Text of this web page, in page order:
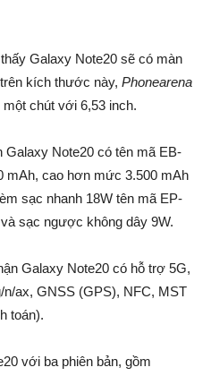
Galaxy Note20 sẽ có màn
kích thước này, Phonearena
chút với 6,53 inch.
Note20 có tên mã EB-
mAh, cao hơn mức 3.500 mAh
sạc nhanh 18W tên mã EP-
sạc ngược không dây 9W.
Galaxy Note20 có hỗ trợ 5G,
n/ax, GNSS (GPS), NFC, MST
toán).
với ba phiên bản, gồm